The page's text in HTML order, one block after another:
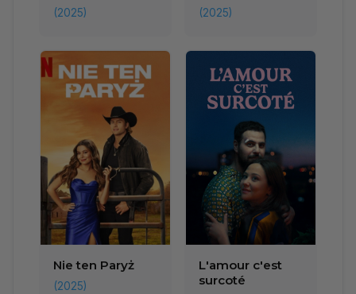
(2025) (2025)
Nie ten Paryż
(2025)
L'amour c'est
surcoté